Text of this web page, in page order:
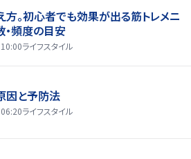
方。初心者でも効果が出る筋トレメニ
・頻度の目安
ライフスタイル
因と予防法
ライフスタイル